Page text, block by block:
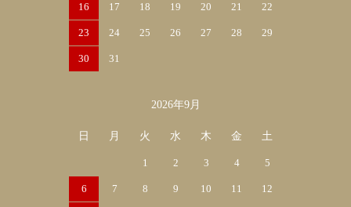
16 17 18 19 20 21 22
23 24 25 26 27 28 29
30 31
2026年9月
日 月 火 水 木 金 土
1 2 3 4 5
6 7 8 9 10 11 12